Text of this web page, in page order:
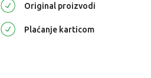
Original proizvodi
Plaćanje karticom